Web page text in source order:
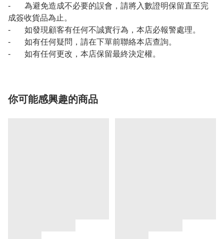
- 為避免造成不必要的誤會，請將入數證明保留直至完
成簽收貨品為止。
- 如發現顧客有任何不誠實行為，本店必報警處理。
- 如有任何疑問，請在下單前聯絡本店查詢。
- 如有任何更改，本店保留最終決定權。
你可能感興趣的商品